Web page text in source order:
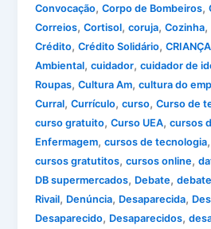
Convocação,Corpo de Bombeiros,
Correios,Cortisol,coruja,Cozinha,
Crédito,Crédito Solidário,
Ambiental,cuidador,cuidador de
Roupas,Cultura Am,cultura do
Curral,Currículo,curso,Curso de
curso gratuito,Curso UEA,cursos
Enfermagem,cursos de tecnologia
cursos gratutitos,cursos online,
DB supermercados, Debate,
Rivail, Denúncia, Desaparecida,
Desaparecido, Desaparecidos,